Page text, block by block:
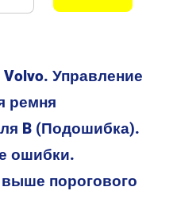
Управление
ремня
B (Подошибка).
ошибки.
порогового